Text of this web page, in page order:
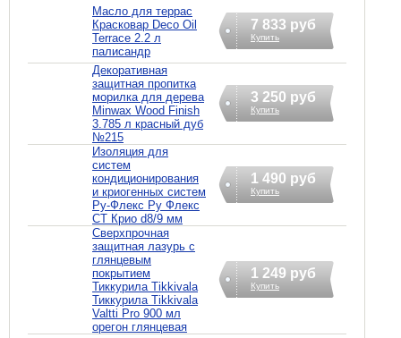
Масло для террас
Красковар Deco Oil
Terrace 2.2 л
палисандр
7 833 руб
Купить
Декоративная
защитная пропитка
морилка для дерева
Minwax Wood Finish
3.785 л красный дуб
№215
3 250 руб
Купить
Изоляция для
систем
кондиционирования
и криогенных систем
Ру-Флекс Ру Флекс
СТ Крио d8/9 мм
1 490 руб
Купить
Сверхпрочная
защитная лазурь с
глянцевым
покрытием
Тиккурила Tikkivala
Тиккурила Tikkivala
Valtti Pro 900 мл
орегон глянцевая
1 249 руб
Купить